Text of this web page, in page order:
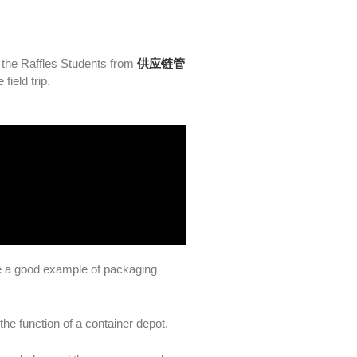
Raffles Students from 供应链管
field trip.
good example of packaging
function of a container depot.